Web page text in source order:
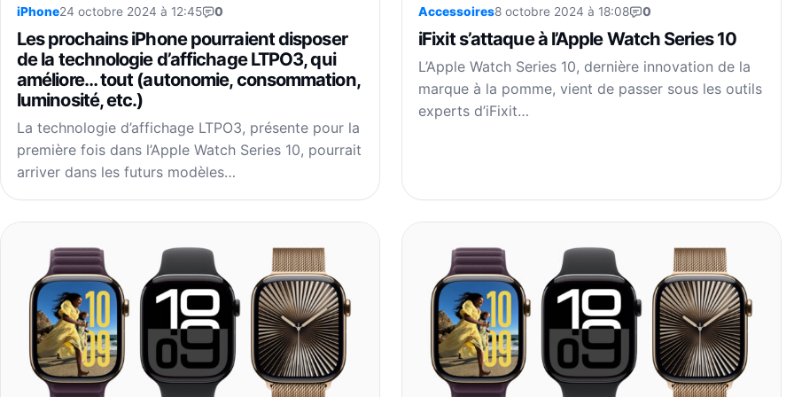
iPhone24 octobre 2024 à 12:45 0
Les prochains iPhone pourraient disposer
de la technologie d’affichage LTPO3, qui
améliore… tout (autonomie, consommation,
luminosité, etc.)
La technologie d’affichage LTPO3, présente pour la
première fois dans l’Apple Watch Series 10, pourrait
arriver dans les futurs modèles…
Accessoires8 octobre 2024 à 18:08 0
iFixit s’attaque à l’Apple Watch Series 10
L’Apple Watch Series 10, dernière innovation de la
marque à la pomme, vient de passer sous les outils
experts d’iFixit…